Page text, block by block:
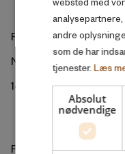
ROCKWOOL Fonden
Ny Kongensgade 6
1472 København K
ROCKWOOL
andre
som de har
tjenester. Læs
Absolut
nødvendige